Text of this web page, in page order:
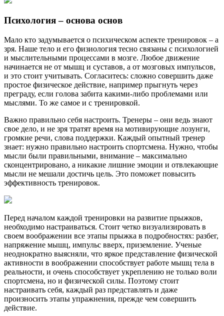
Психология – основа основ
Мало кто задумывается о психическом аспекте тренировок – а
зря. Наше тело и его физиология тесно связаны с психологией
и мыслительными процессами в мозге. Любое движение
начинается не от мышц и суставов, а от мозговых импульсов,
и это стоит учитывать. Согласитесь: сложно совершить даже
простое физическое действие, например прыгнуть через
преграду, если голова забита какими-либо проблемами или
мыслями. То же самое и с тренировкой.
Важно правильно себя настроить. Тренеры – они ведь знают
свое дело, и не зря тратят время на мотивирующие лозунги,
громкие речи, слова поддержки. Каждый опытный тренер
знает: нужно правильно настроить спортсмена. Нужно, чтобы
мысли были правильными, внимание – максимально
сконцентрировано, а никакие лишние эмоции и отвлекающие
мысли не мешали достичь цель. Это поможет повысить
эффективность тренировок.
Перед началом каждой тренировки на развитие прыжков,
необходимо настраиваться. Стоит четко визуализировать в
своем воображении все этапы прыжка в подробностях: разбег,
напряжение мышц, импульс вверх, приземление. Ученые
неоднократно выясняли, что яркое представление физической
активности в воображении способствует работе мышц тела в
реальности, и очень способствует укреплению не только воли
спортсмена, но и физической силы. Поэтому стоит
настраивать себя, каждый раз представлять и даже
произносить этапы упражнения, прежде чем совершить
действие.